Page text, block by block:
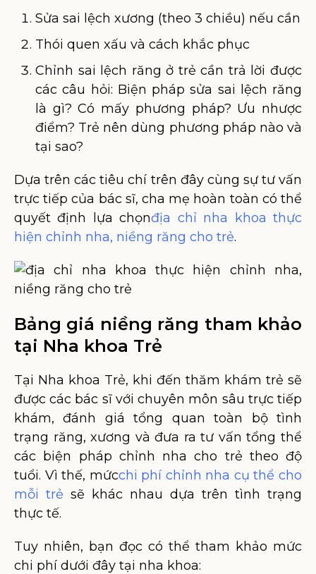
Sửa sai lệch xương (theo 3 chiều) nếu cần
Thói quen xấu và cách khắc phục
Chỉnh sai lệch răng ở trẻ cần trả lời được
các câu hỏi: Biện pháp sửa sai lệch răng
là gì? Có mấy phương pháp? Ưu nhược
điểm? Trẻ nên dùng phương pháp nào và
tại sao?
Dựa trên các tiêu chí trên đây cùng sự tư vấn
trực tiếp của bác sĩ, cha mẹ hoàn toàn có thể
quyết định lựa chọnđịa chỉ nha khoa thực
hiện chỉnh nha, niềng răng cho trẻ.
Bảng giá niềng răng tham khảo
tại Nha khoa Trẻ
Tại Nha khoa Trẻ, khi đến thăm khám trẻ sẽ
được các bác sĩ với chuyên môn sâu trực tiếp
khám, đánh giá tổng quan toàn bộ tình
trạng răng, xương và đưa ra tư vấn tổng thể
các biện pháp chỉnh nha cho trẻ theo độ
tuổi. Vì thế, mứcchi phí chỉnh nha cụ thể cho
mỗi trẻ sẽ khác nhau dựa trên tình trạng
thực tế.
Tuy nhiên, bạn đọc có thể tham khảo mức
chi phí dưới đây tại nha khoa: